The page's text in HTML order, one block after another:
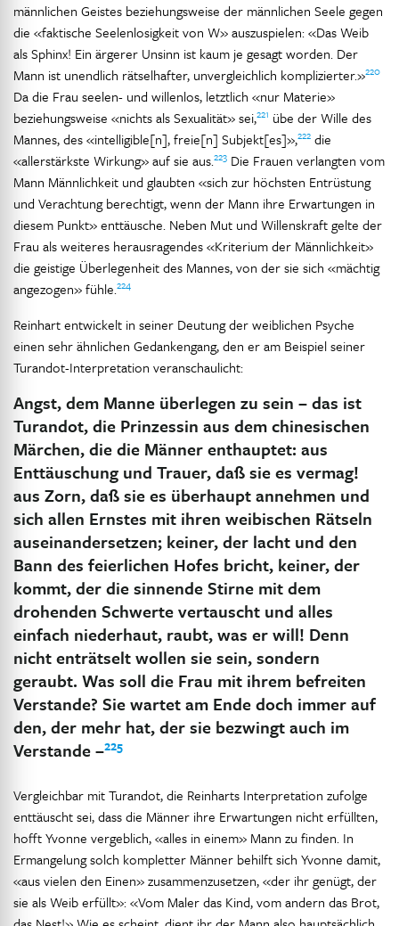
männlichen Geistes beziehungsweise der männlichen Seele gegen
die «faktische Seelenlosigkeit von W» auszuspielen: «Das Weib
als Sphinx! Ein ärgerer Unsinn ist kaum je gesagt worden. Der
Mann ist unendlich rätselhafter, unvergleichlich komplizierter.»220
Da die Frau seelen- und willenlos, letztlich «nur Materie»
beziehungsweise «nichts als Sexualität» sei,221 übe der Wille des
Mannes, des «intelligible[n], freie[n] Subjekt[es]»,222 die
«allerstärkste Wirkung» auf sie aus.223 Die Frauen verlangten vom
Mann Männlichkeit und glaubten «sich zur höchsten Entrüstung
und Verachtung berechtigt, wenn der Mann ihre Erwartungen in
diesem Punkt» enttäusche. Neben Mut und Willenskraft gelte der
Frau als weiteres herausragendes «Kriterium der Männlichkeit»
die geistige Überlegenheit des Mannes, von der sie sich «mächtig
angezogen» fühle.224
Reinhart entwickelt in seiner Deutung der weiblichen Psyche
einen sehr ähnlichen Gedankengang, den er am Beispiel seiner
Turandot-Interpretation veranschaulicht:
Angst, dem Manne überlegen zu sein – das ist
Turandot, die Prinzessin aus dem chinesischen
Märchen, die die Männer enthauptet: aus
Enttäuschung und Trauer, daß sie es vermag!
aus Zorn, daß sie es überhaupt annehmen und
sich allen Ernstes mit ihren weibischen Rätseln
auseinandersetzen; keiner, der lacht und den
Bann des feierlichen Hofes bricht, keiner, der
kommt, der die sinnende Stirne mit dem
drohenden Schwerte vertauscht und alles
einfach niederhaut, raubt, was er will! Denn
nicht enträtselt wollen sie sein, sondern
geraubt. Was soll die Frau mit ihrem befreiten
Verstande? Sie wartet am Ende doch immer auf
den, der mehr hat, der sie bezwingt auch im
Verstande –225
Vergleichbar mit Turandot, die Reinharts Interpretation zufolge
enttäuscht sei, dass die Männer ihre Erwartungen nicht erfüllten,
hofft Yvonne vergeblich, «alles in einem» Mann zu finden. In
Ermangelung solch kompletter Männer behilft sich Yvonne damit,
«aus vielen den Einen» zusammenzusetzen, «der ihr genügt, der
sie als Weib erfüllt»: «Vom Maler das Kind, vom andern das Brot,